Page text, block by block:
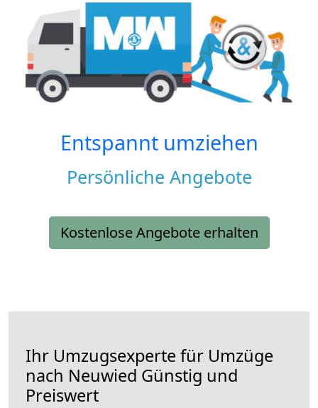
Entspannt umziehen
Persönliche Angebote
Kostenlose Angebote erhalten
Ihr Umzugsexperte für Umzüge
nach Neuwied Günstig und
Preiswert